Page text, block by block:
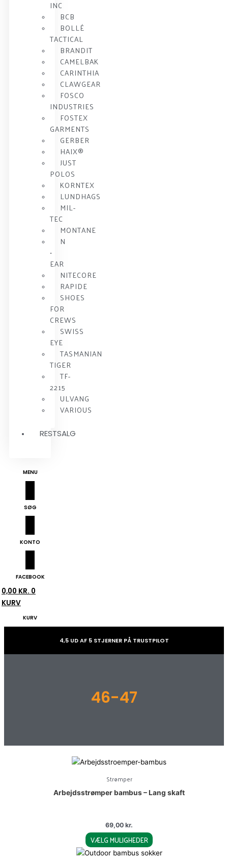
INC
BCB
BOLLÉ
TACTICAL
BRANDIT
CAMELBAK
CARINTHIA
CLAWGEAR
FOSCO
INDUSTRIES
FOSTEX
GARMENTS
GERBER
HAIX®
JUST
POLOS
KORNTEX
LUNDHAGS
MIL-
TEC
MONTANE
N
•
EAR
NITECORE
RAPIDE
SHOES
FOR
CREWS
SWISS
EYE
TASMANIAN
TIGER
TF-
2215
ULVANG
VARIOUS
RESTSALG
MENU
SØG
KONTO
FACEBOOK
0,00 KR. 0
KURV
KURV
4,5 UD AF 5 STJERNER PÅ TRUSTPILOT
46-47
Strømper
Arbejdsstrømper bambus – Lang skaft
69,00 kr.
VÆLG MULIGHEDER
This
multiple
may
be
This